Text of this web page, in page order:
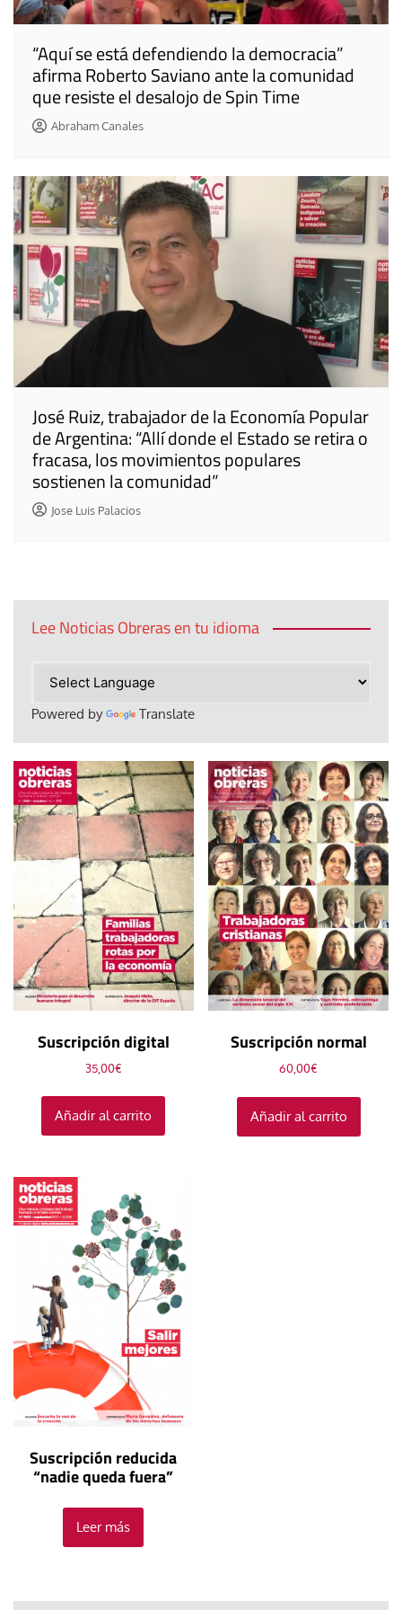
“Aquí se está defendiendo la democracia”
afirma Roberto Saviano ante la comunidad
que resiste el desalojo de Spin Time
Abraham Canales
José Ruiz, trabajador de la Economía Popular
de Argentina: “Allí donde el Estado se retira o
fracasa, los movimientos populares
sostienen la comunidad”
Jose Luis Palacios
Lee Noticias Obreras en tu idioma
Powered by Translate
Suscripción digital
35,00€
Añadir al carrito
Suscripción normal
60,00€
Añadir al carrito
Suscripción reducida
“nadie queda fuera”
Leer más